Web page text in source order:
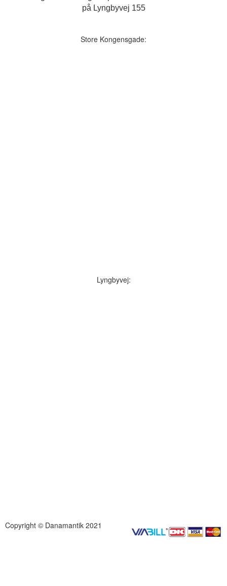
på Lyngbyvej 155
Store Kongensgade:
Lyngbyvej:
Copyright © Danamantik 2021